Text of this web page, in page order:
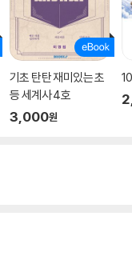
기초 탄탄 재미있는 초
등 세계사 4호
3,000원